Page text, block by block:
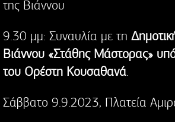
της Βιάννου
9.30 μμ: Συναυλία με τη
Βιάννου «Στάθης Μάστορας»
του Ορέστη Κουσαθανά.
Σάββατο 9.9.2023, Πλατεία